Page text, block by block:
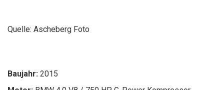
Quelle: Ascheberg Foto
Baujahr: 2015